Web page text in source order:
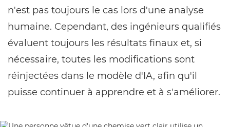
n'est pas toujours le cas lors d'une analyse
humaine. Cependant, des ingénieurs qualifiés
évaluent toujours les résultats finaux et, si
nécessaire, toutes les modifications sont
réinjectées dans le modèle d'IA, afin qu'il
puisse continuer à apprendre et à s'améliorer.